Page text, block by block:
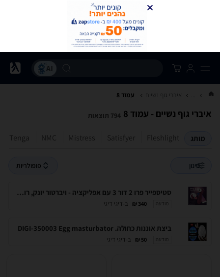
איברי גוף נשיים עמוד 8
איברי גוף נשיים - עמוד 8 794 תוצאות
מותג Fleshlight
Satisfyer
Mistress
NMC
Tenga
סינון פופולריות
סטיספייר פרו 2 דור 3 עם אפליקציה - ויברטור יונק, רוטט וטופח -אדום - Satisfyer-051840 Satisfyer - Pro 2 Generation 3
מודעה 340 ₪ ב-דיגי דיגי
ביצת אוננות כחולה. DIGI-350003 Egg masturbator
מודעה 50 ₪ ב-דיגי דיגי